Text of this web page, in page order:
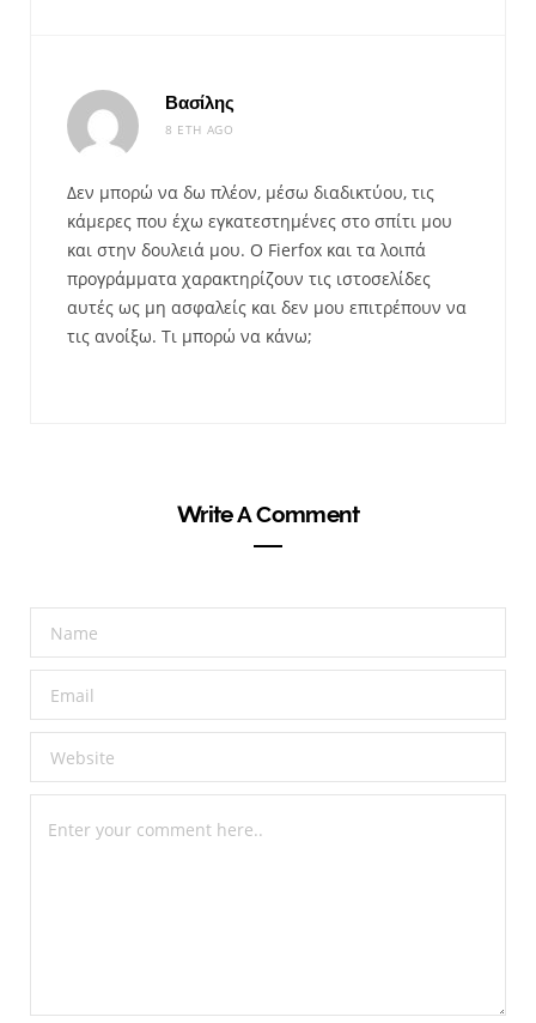
Βασίλης
8 ΈΤΗ AGO
Δεν μπορώ να δω πλέον, μέσω διαδικτύου, τις
κάμερες που έχω εγκατεστημένες στο σπίτι μου
και στην δουλειά μου. Ο Fierfox και τα λοιπά
προγράμματα χαρακτηρίζουν τις ιστοσελίδες
αυτές ως μη ασφαλείς και δεν μου επιτρέπουν να
τις ανοίξω. Τι μπορώ να κάνω;
Write A Comment